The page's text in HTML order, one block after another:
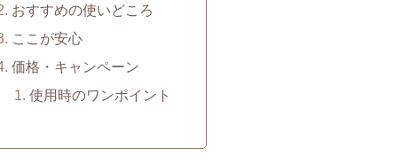
おすすめの使いどころ
ここが安心
価格・キャンペーン
使用時のワンポイント